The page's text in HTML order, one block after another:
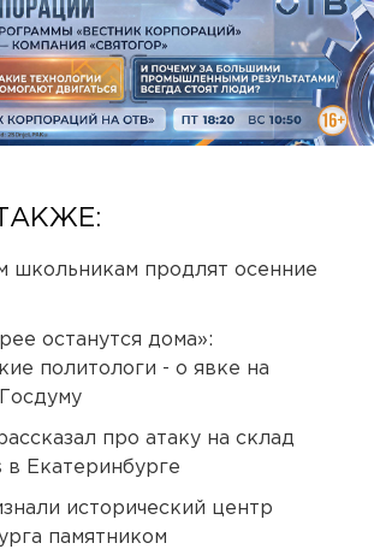
школьникам продлят осенние
останутся дома»:
политологи - о явке на
про атаку на склад
Екатеринбурге
исторический центр
памятником